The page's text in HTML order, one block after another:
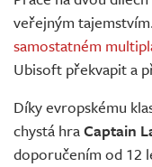
Živě
veřejným
samostatném
Ubisoft překvapit a
Díky evropskému
chystá hraCaptain
doporučením od 12